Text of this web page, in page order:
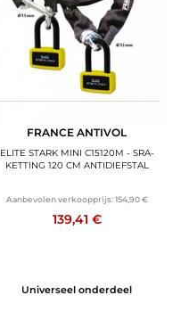
FRANCE ANTIVOL
ELITE STARK MINI C15120M - SRA-
KETTING 120 CM ANTIDIEFSTAL
Aanbevolen verkoopprijs: 154,90 €
139,41 €
Universeel onderdeel